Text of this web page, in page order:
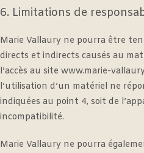
6. Limitations de
Marie Vallaury ne pourra être
directs et indirects causés au
l’accès au site www.marie-
l’utilisation d’un matériel ne
indiquées au point 4, soit de
incompatibilité.
Marie Vallaury ne pourra